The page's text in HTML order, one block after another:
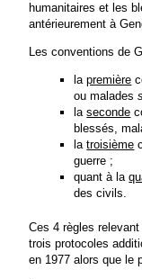
humanitaires et les
antérieurement à
Les conventions de
lapremière
ou malades
laseconde
blessés,
latroisième
guerre ;
quant à la
des civils.
Ces 4 règles
trois protocoles
en 1977 alors que le